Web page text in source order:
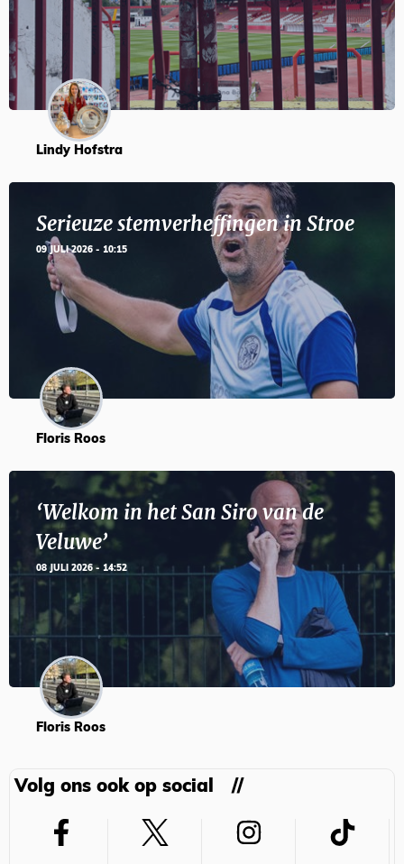
Lindy Hofstra
Serieuze stemverheffingen in Stroe
09 JULI 2026 - 10:15
Floris Roos
‘Welkom in het San Siro van de
Veluwe’
08 JULI 2026 - 14:52
Floris Roos
Volg ons ook op social